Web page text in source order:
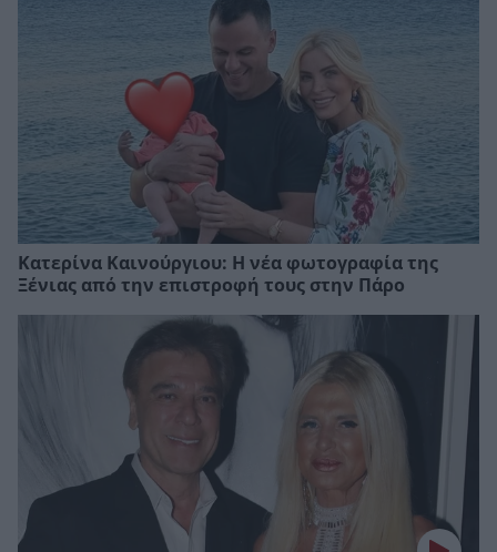
Κατερίνα Καινούργιου: Η νέα φωτογραφία της
Ξένιας από την επιστροφή τους στην Πάρο